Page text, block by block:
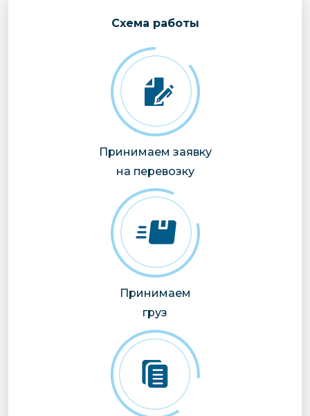
Cхема работы
Принимаем заявку
на перевозку
Принимаем
груз